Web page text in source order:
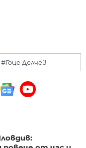
#Гоце Делчев